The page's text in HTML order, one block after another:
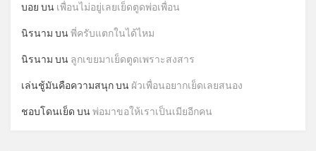
บอย บน เพื่อนไม่อยู่เลยเย็ดตูดพ่อเพื่อน
นิรนาม บนพี่ครับแตกในได้ไหม
นิรนาม บน ลูกเขยมาเย็ดตูดเพราะสงสาร
เล่นชู้มันคือความสนุกบน ผัวเพื่อนอยากเย็ดเลยสนอง
ชอบโดนเย็ด บนพ่อมาขอให้เราเป็นเมียอีกคน